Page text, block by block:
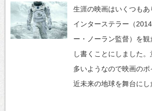
生涯の映画はいくつも
インターステラー（
ー・ノーラン監督）を
し書くことにしました
多いようなので映画の
近未来の地球を舞台にし